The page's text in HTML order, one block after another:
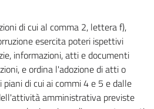
di cui al comma 2, lettera f),
esercita poteri ispettivi
informazioni, atti e documenti
e ordina l'adozione di atti o
di cui ai commi 4 e 5 e dalle
amministrativa previste